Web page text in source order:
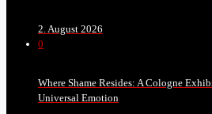
2. August 2026
0
Where Shame Resides: A Cologne
Universal Emotion